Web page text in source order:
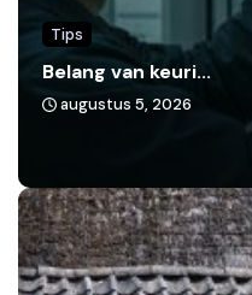
Tips
Belang van keuri...
augustus 5, 2026